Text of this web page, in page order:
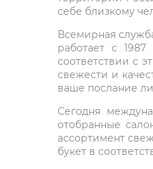
себе близкому
Всемирная
работает с
соответствии с
свежести и
ваше послание
Сегодня
отобранные
ассортимент
букет в